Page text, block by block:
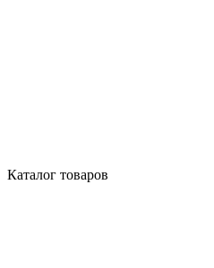
Каталог товаров